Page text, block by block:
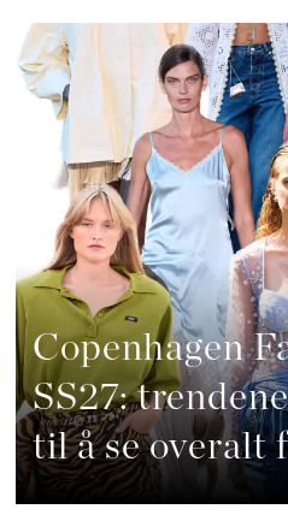
Copenhagen
SS27:
til å se overalt